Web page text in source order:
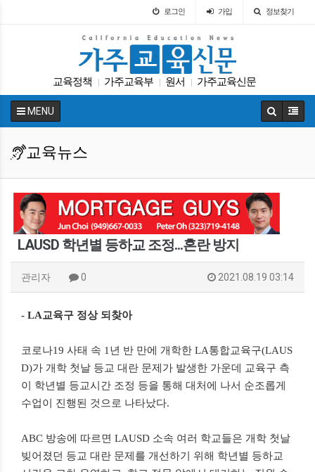
로그인 가입 정보찾기
교육정책 가주교육부 원서 가주교육신문
| 교육구 교육구 캘리포니아 교육부 LA교육구
MENU
교육뉴스
LAUSD 학년별 등하교 조정...혼란 방지
관리자 0 2021.08.19 03:14
- LA교육구 정상 되찾아
코로나19 사태 속 1년 반 만에 개학한 LA통합교육구(LAUS
D)가 개학 첫날 등교 대란 문제가 발생한 가운데 교육구 측
이 학년별 등교시간 조정 등을 통해 대처에 나서 순조롭게
수업이 진행된 것으로 나타났다.
ABC 방송에 따르면 LAUSD 소속 여러 학교들은 개학 첫날
빚어졌던 등교 대란 문제를 개선하기 위해 학년별 등하교